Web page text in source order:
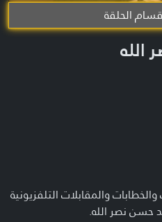
الحلقة
الله
والمقابلات التلفزيونية
حسن نصر الله.